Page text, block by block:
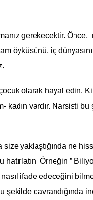
gerekecektir. Önce,
öyküsünü, iç
olarak hayal edin.
kadın vardır. Narsisti
size yaklaştığında ne
Örneğin ”
nasıl ifade edeceğini
davrandığında